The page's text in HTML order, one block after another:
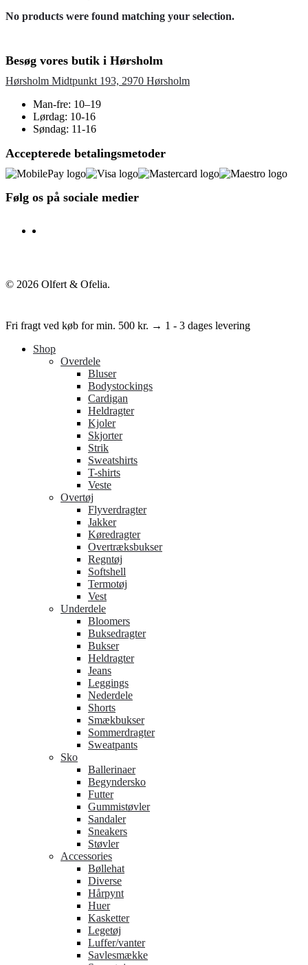
No products were found matching your selection.
Besøg vores butik i Hørsholm
Hørsholm Midtpunkt 193, 2970 Hørsholm
Man-fre: 10–19
Lørdag: 10-16
Søndag: 11-16
Accepterede betalingsmetoder
Følg os på sociale medier
© 2026 Olfert & Ofelia.
Fri fragt ved køb for min. 500 kr. → 1 - 3 dages levering
Shop
Overdele
Bluser
Bodystockings
Cardigan
Heldragter
Kjoler
Skjorter
Strik
Sweatshirts
T-shirts
Veste
Overtøj
Flyverdragter
Jakker
Køredragter
Overtræksbukser
Regntøj
Softshell
Termotøj
Vest
Underdele
Bloomers
Buksedragter
Bukser
Heldragter
Jeans
Leggings
Nederdele
Shorts
Smækbukser
Sommerdragter
Sweatpants
Sko
Ballerinaer
Begyndersko
Futter
Gummistøvler
Sandaler
Sneakers
Støvler
Accessories
Bøllehat
Diverse
Hårpynt
Huer
Kasketter
Legetøj
Luffer/vanter
Savlesmække